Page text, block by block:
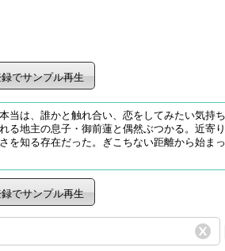
でサンプル再生
は、誰かと触れ合い、恋をしてみたい気持ち
地主の息子・御前蓮と偶然ぶつかる。近寄
知る存在だった。ぎこちない距離から始ま
でサンプル再生